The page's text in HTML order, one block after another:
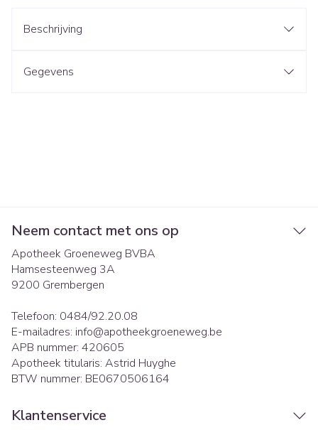
Beschrijving
Gegevens
Neem contact met ons op
Apotheek Groeneweg BVBA
Hamsesteenweg 3A
9200 Grembergen
Telefoon: 0484/92.20.08
E-mailadres: info@apotheekgroeneweg.be
APB nummer: 420605
Apotheek titularis: Astrid Huyghe
BTW nummer: BE0670506164
Klantenservice